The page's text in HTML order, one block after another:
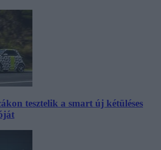
tesztelik a smart új kétüléses